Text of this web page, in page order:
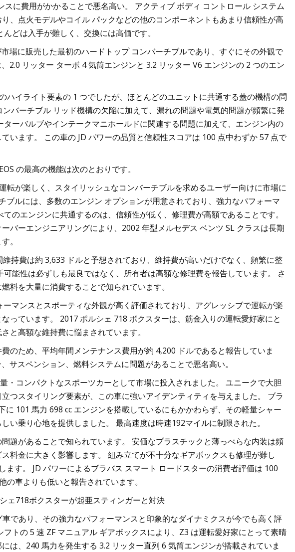
に費用がかかることで悪名高い。 アクティブ ボディ コントロール システム
、点火モデルやコイル パックなどの他のコンポーネントもあまり信頼性が高
どは入手が難しく、交換には高価です。
場に販売した最初のハードトップ コンバーチブルであり、すぐにその外観で
2.0 リッター ターボ 4 気筒エンジンと 3.2 リッター V6 エンジンの 2 つのエン
ハイライト要素の 1 つでしたが、ほとんどのユニットに共通する蓋の機構の問
バーチブル リッド機構の欠陥に加えて、漏れの問題や電気的問題が頻繁に発
ーバルブやインテークマニホールドに関連する問題に加えて、エンジン内の
います。 この車の JD パワーの品質と信頼性スコアは 100 点中わずか 57 点で
の最高の機能は次のとおりです。
転が楽しく、スタイリッシュなコンバーチブルを求めるユーザー向けに市場に
ブルには、多数のエンジン オプションが用意されており、強力なパフォーマ
のエンジンに共通するのは、信頼性が低く、修理費が高額であることです。
バーエンジニアリングにより、2002 年型メルセデス ベンツ SL クラスは長期
。
持費は約 3,633 ドルと予想されており、維持費が高いだけでなく、頻繁に整
能性は必ずしも最良ではなく、所有者は高額な修理費を報告しています。 さ
料を大量に消費することで知られています。
マンスとスポーティな外観が高く評価されており、アグレッシブで運転が楽
っています。 2017 ポルシェ 718 ボクスターは、筋金入りの運転愛好家にと
と高額な維持費に悩まされています。
のため、平均年間メンテナンス費用が約 4,200 ドルであると報告していま
サスペンション、燃料システムに問題があることで悪名高い。
・コンパクトなスポーツカーとして市場に投入されました。 ユニークで大胆
つスタイリング要素が、この車に強いアイデンティティを与えました。 ブラ
101 馬力 698 cc エンジンを搭載しているにもかかわらず、その軽量シャー
い乗り心地を提供しました。 最高速度は時速192マイルに制限された。
題があることで知られています。 安価なプラスチックと薄っぺらな内装は頻
料金に大きく影響します。 組み立てが不十分なギアボックスも修理が難し
ます。 JD パワーによるブラバス スマート ロードスターの消費者評価は 100
車よりも低いと報告されています。
ェ718ボクスターが起亜スティンガーと対決
であり、その強力なパフォーマンスと印象的なダイナミクスが今でも高く評
トの 5 速 ZF マニュアル ギアボックスにより、Z3 は運転愛好家にとって素晴
は、240 馬力を発生する 3.2 リッター直列 6 気筒エンジンが搭載されていま